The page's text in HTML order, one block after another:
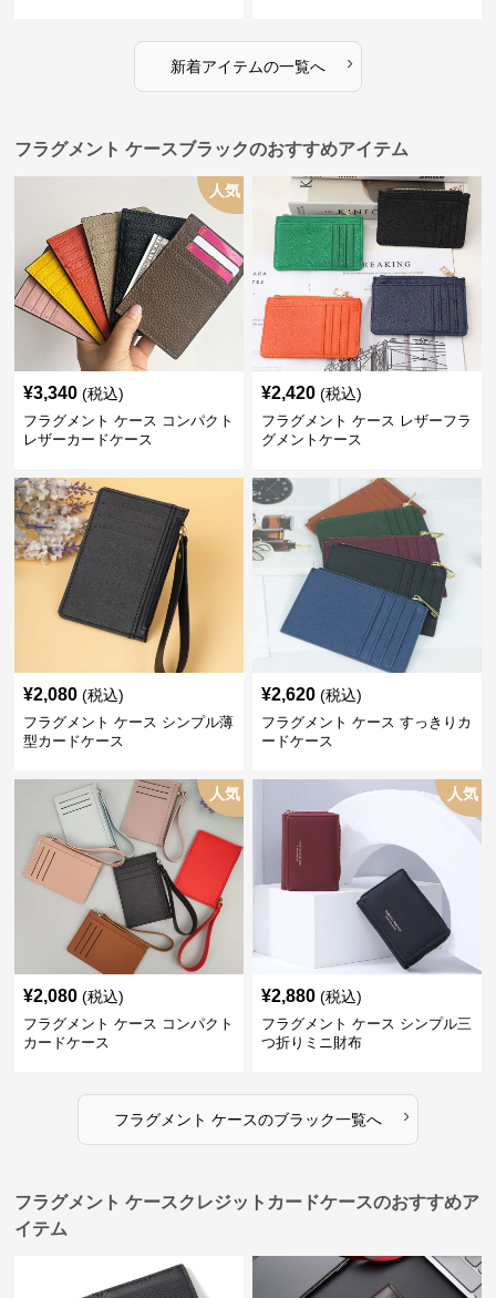
新着アイテムの一覧へ ›
フラグメント ケースブラックのおすすめアイテム
人気
¥3,340 (税込)
フラグメント ケース コンパクト
レザーカードケース
¥2,420 (税込)
フラグメント ケース レザーフラ
グメントケース
¥2,080 (税込)
フラグメント ケース シンプル薄
型カードケース
¥2,620 (税込)
フラグメント ケース すっきりカ
ードケース
人気
¥2,080 (税込)
フラグメント ケース コンパクト
カードケース
人気
¥2,880 (税込)
フラグメント ケース シンプル三
つ折りミニ財布
フラグメント ケースのブラック一覧へ ›
フラグメント ケースクレジットカードケースのおすすめア
イテム